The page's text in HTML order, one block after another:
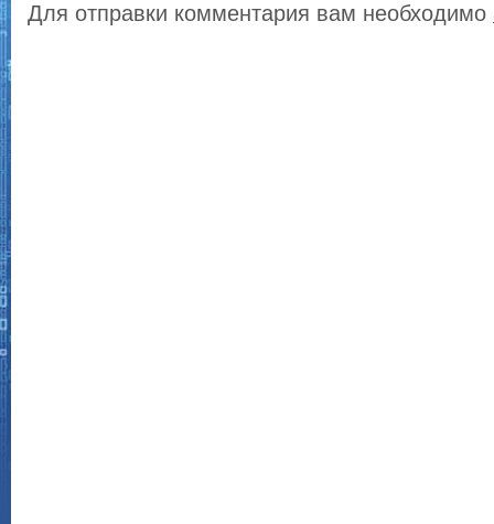
Для отправки комментария вам необходимо